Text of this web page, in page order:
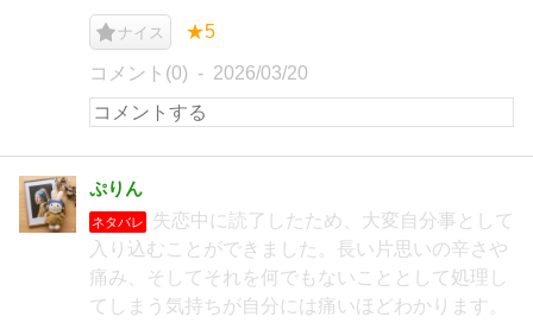
ナイス ★5
コメント(0) 2026/03/20
ぷりん
ネタバレ
失恋中に読了したため、大変自分事として
入り込むことができました。長い片思いの辛さや
痛み、そしてそれを何でもないこととして処理し
てしまう気持ちが自分には痛いほどわかります。